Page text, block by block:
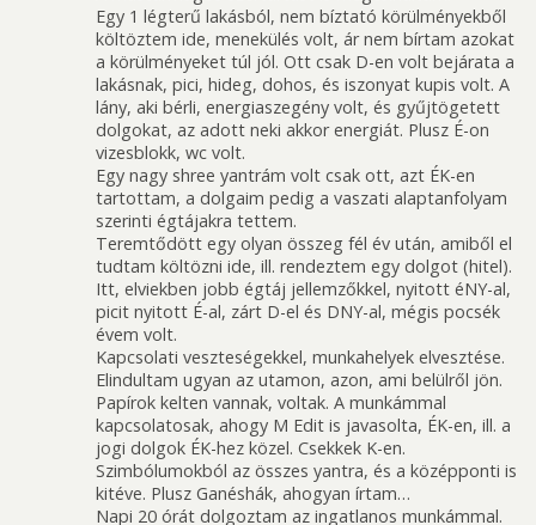
Egy 1 légterű lakásból, nem bíztató körülményekből
költöztem ide, menekülés volt, ár nem bírtam azokat
a körülményeket túl jól. Ott csak D-en volt bejárata a
lakásnak, pici, hideg, dohos, és iszonyat kupis volt. A
lány, aki bérli, energiaszegény volt, és gyűjtögetett
dolgokat, az adott neki akkor energiát. Plusz É-on
vizesblokk, wc volt.
Egy nagy shree yantrám volt csak ott, azt ÉK-en
tartottam, a dolgaim pedig a vaszati alaptanfolyam
szerinti égtájakra tettem.
Teremtődött egy olyan összeg fél év után, amiből el
tudtam költözni ide, ill. rendeztem egy dolgot (hitel).
Itt, elviekben jobb égtáj jellemzőkkel, nyitott éNY-al,
picit nyitott É-al, zárt D-el és DNY-al, mégis pocsék
évem volt.
Kapcsolati veszteségekkel, munkahelyek elvesztése.
Elindultam ugyan az utamon, azon, ami belülről jön.
Papírok kelten vannak, voltak. A munkámmal
kapcsolatosak, ahogy M Edit is javasolta, ÉK-en, ill. a
jogi dolgok ÉK-hez közel. Csekkek K-en.
Szimbólumokból az összes yantra, és a középponti is
kitéve. Plusz Ganéshák, ahogyan írtam…
Napi 20 órát dolgoztam az ingatlanos munkámmal.